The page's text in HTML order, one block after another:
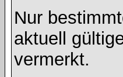
Nur
aktuell
vermerkt.